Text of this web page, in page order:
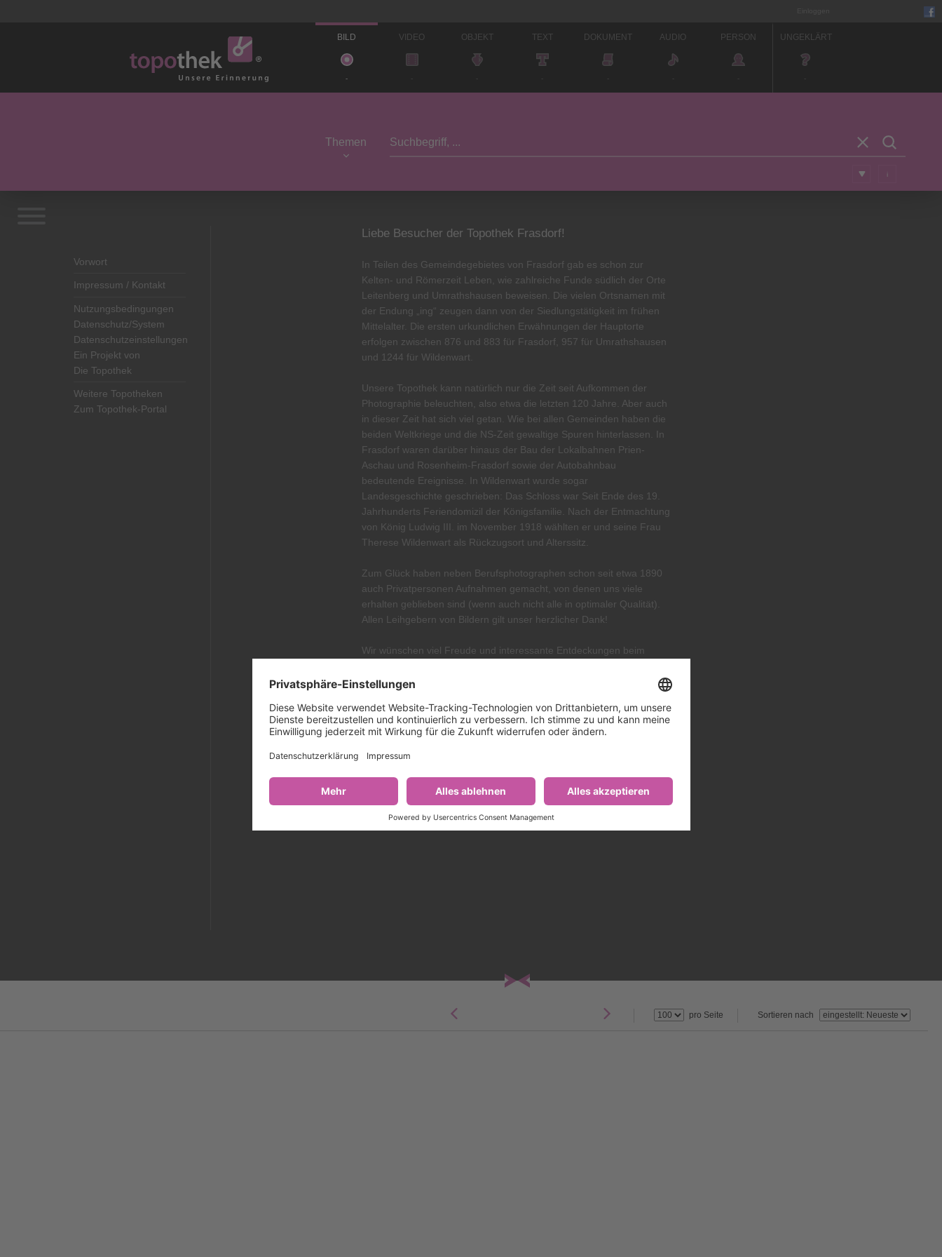
BILD
-
VIDEO
-
OBJEKT
-
TEXT
-
DOKUMENT
-
AUDIO
-
PERSON
-
UNGEKLÄRT
-
Themen
i
Vorwort
Impressum / Kontakt
Nutzungsbedingungen
Datenschutz/System
Datenschutzeinstellungen
Ein Projekt von
Die Topothek
Weitere Topotheken
Zum Topothek-Portal
Liebe Besucher der Topothek Frasdorf!
In Teilen des Gemeindegebietes von Frasdorf gab es schon zur
Kelten- und Römerzeit Leben, wie zahlreiche Funde südlich der Orte
Leitenberg und Umrathshausen beweisen. Die vielen Ortsnamen mit
der Endung „ing“ zeugen dann von der Siedlungstätigkeit im frühen
Mittelalter. Die ersten urkundlichen Erwähnungen der Hauptorte
erfolgen zwischen 876 und 883 für Frasdorf, 957 für Umrathshausen
und 1244 für Wildenwart.
Unsere Topothek kann natürlich nur die Zeit seit Aufkommen der
Photographie beleuchten, also etwa die letzten 120 Jahre. Aber auch
in dieser Zeit hat sich viel getan. Wie bei allen Gemeinden haben die
beiden Weltkriege und die NS-Zeit gewaltige Spuren hinterlassen. In
Frasdorf waren darüber hinaus der Bau der Lokalbahnen Prien-
Aschau und Rosenheim-Frasdorf sowie der Autobahnbau
bedeutende Ereignisse. In Wildenwart wurde sogar
Landesgeschichte geschrieben: Das Schloss war Seit Ende des 19.
Jahrhunderts Feriendomizil der Königsfamilie. Nach der Entmachtung
von König Ludwig III. im November 1918 wählten er und seine Frau
Therese Wildenwart als Rückzugsort und Alterssitz.
Zum Glück haben neben Berufsphotographen schon seit etwa 1890
auch Privatpersonen Aufnahmen gemacht, von denen uns viele
erhalten geblieben sind (wenn auch nicht alle in optimaler Qualität).
Allen Leihgebern von Bildern gilt unser herzlicher Dank!
Wir wünschen viel Freude und interessante Entdeckungen beim
Für die Gemeinde Frasdorf
1. Bürgermeister
pro Seite Sortieren nach